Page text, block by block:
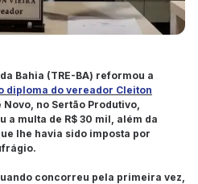
Bahia (TRE-BA) reformou a
diploma do vereador Cleiton
Novo, no Sertão Produtivo,
a multa de R$ 30 mil, além da
lhe havia sido imposta por
concorreu pela primeira vez,